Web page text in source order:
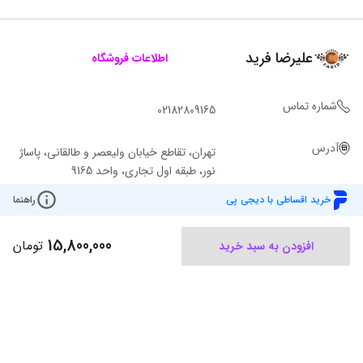
خرید اقساطی با دیجی پی راهنما
افزودن به سبد خرید 15,800,000 تومان
علیرضا فرید اطلاعات فروشگاه
شماره تماس 02182809165
آدرس
تهران، تقاطع خیابان ولیعصر و طالقانی، پاساژ
نور، طبقه اول تجاری، واحد 9165